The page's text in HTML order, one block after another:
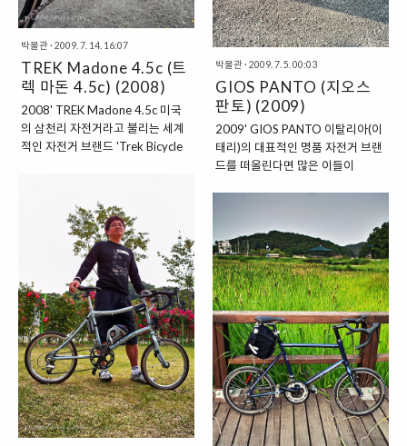
다혼의 명기 논폴딩 미니스프린터
마코와 형제뻘 되는 모델이지만, 가
장 큰 차이점은 분리가 되며..
가 없는 최대한 단순한 자전거를 선
호했다. 그들이 선호하는 싱글 기어
(Single Gear)나 픽시드 기어(픽시,
..
박물관· 2009. 7. 14. 16:07
TREK Madone 4.5c (트
렉 마돈 4.5c) (2008)
2008' TREK Madone 4.5c 미국
의 삼천리 자전거라고 불리는 세계
적인 자전거 브랜드 'Trek Bicycle
하나의 제품으로 시골 임대 창고에
서 창립된다. 그 후 수많은 기술 발
전과 노력으로 성장에 성장을 거듭
하며, 사이클 황제 '랜스 암스트롱
(Lance Armstrong)'에게 자사의
자전거를 스폰서하게 되며 그가
Trek(트렉)의 로드바이크를 타고
뚜르 드 프랑스(TDF, Tour de
France)를 우승을 계기로 전 세계적
인 입지와 자사의 자전거에 대한 우
수성을 널리 알리게 된다. 그렇게 싸
이클 황제 미국인 '랜스 암스트롱'은
미국에서 만든 자전거 트렉의 로드
바이크를 타고 세계최고의 사이클
박물관· 2009. 7. 5. 00:03
GIOS PANTO (지오스
판토) (2009)
2009' GIOS PANTO 이탈리아(이
태리)의 대표적인 명품 자전거 브랜
드를 떠올린다면 많은 이들이
이다. 하지만 또 하나의 명품 브랜드
'GIOS(지오스)'를 당신은 아는가?
지오스의 자전거는 프레임의 정밀
도에서 커다란 장점을 가지고 있다.
프로페셔널한 기술자가 직접 용접
하는 GIOS 자전거의 프레임은 놀
랍도록 정밀하다. 자동차 왕국 '독
일'에서는 지오스의 자전거가 가장
인기가 있다고 한다. 2차 세계 대전
이 끝나고 1948년 이탈리아인 창
업자 'Tolmino Gios(토르미노 지오
스)'가 작은 자전거 가게 오픈을 시
작으로 도시형 자전거를 위주로 만